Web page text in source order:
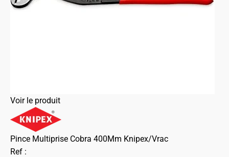
Voir le produit
Pince Multiprise Cobra 400Mm Knipex/Vrac
Ref :